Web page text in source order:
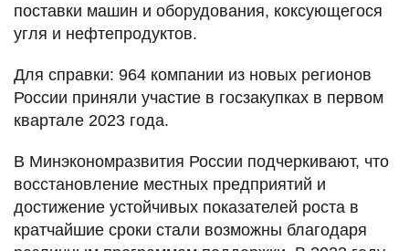
поставки машин и оборудования, коксующегося
угля и нефтепродуктов.
Для справки: 964 компании из новых регионов
России приняли участие в госзакупках в первом
квартале 2023 года.
В Минэкономразвития России подчеркивают, что
восстановление местных предприятий и
достижение устойчивых показателей роста в
кратчайшие сроки стали возможны благодаря